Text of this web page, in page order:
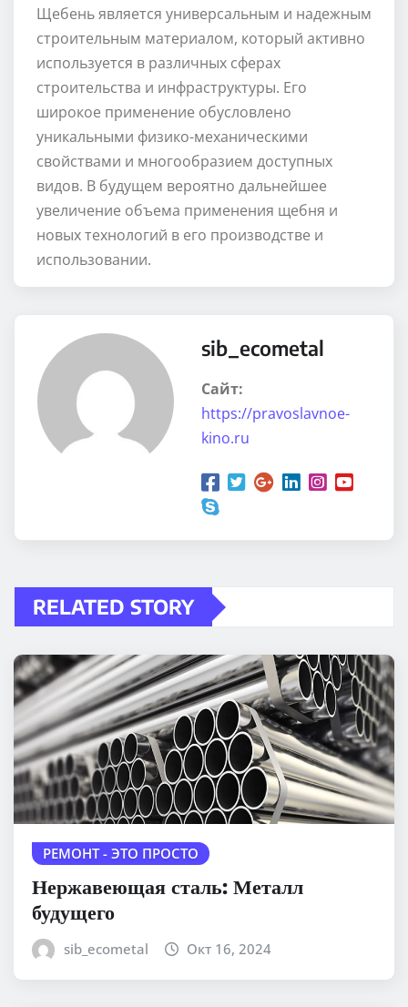
Щебень является универсальным и надежным
строительным материалом, который активно
используется в различных сферах
строительства и инфраструктуры. Его
широкое применение обусловлено
уникальными физико-механическими
свойствами и многообразием доступных
видов. В будущем вероятно дальнейшее
увеличение объема применения щебня и
новых технологий в его производстве и
использовании.
sib_ecometal
Сайт:
https://pravoslavnoe-
kino.ru
RELATED STORY
РЕМОНТ - ЭТО ПРОСТО
Нержавеющая сталь: Металл
будущего
sib_ecometal Окт 16, 2024